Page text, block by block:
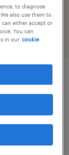
di
to diagnose
also use them to
can either accept or
You can
in our cookie